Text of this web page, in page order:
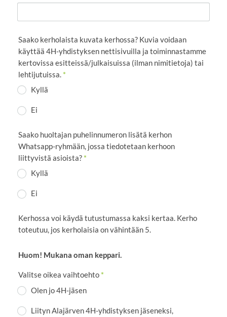
Saako kerholaista kuvata kerhossa? Kuvia voidaan
käyttää 4H-yhdistyksen nettisivuilla ja toiminnastamme
kertovissa esitteissä/julkaisuissa (ilman nimitietoja) tai
lehtijutuissa.*
Kyllä
Ei
Saako huoltajan puhelinnumeron lisätä kerhon
Whatsapp-ryhmään, jossa tiedotetaan kerhoon
liittyvistä asioista?*
Kyllä
Ei
Kerhossa voi käydä tutustumassa kaksi kertaa. Kerho
toteutuu, jos kerholaisia on vähintään 5.
Huom! Mukana oman keppari.
Valitse oikea vaihtoehto*
Olen jo 4H-jäsen
Liityn Alajärven 4H-yhdistyksen jäseneksi,